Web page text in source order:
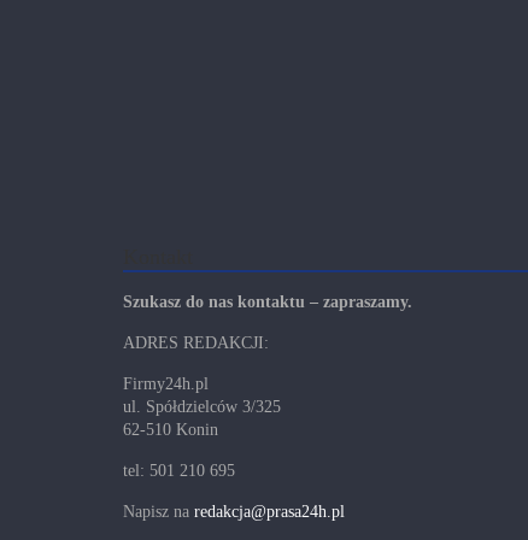
Szukasz do nas kontaktu – zapraszamy.
ADRES REDAKCJI:
Firmy24h.pl
ul. Spółdzielców 3/325
62-510 Konin
tel: 501 210 695
Napisz na redakcja@prasa24h.pl